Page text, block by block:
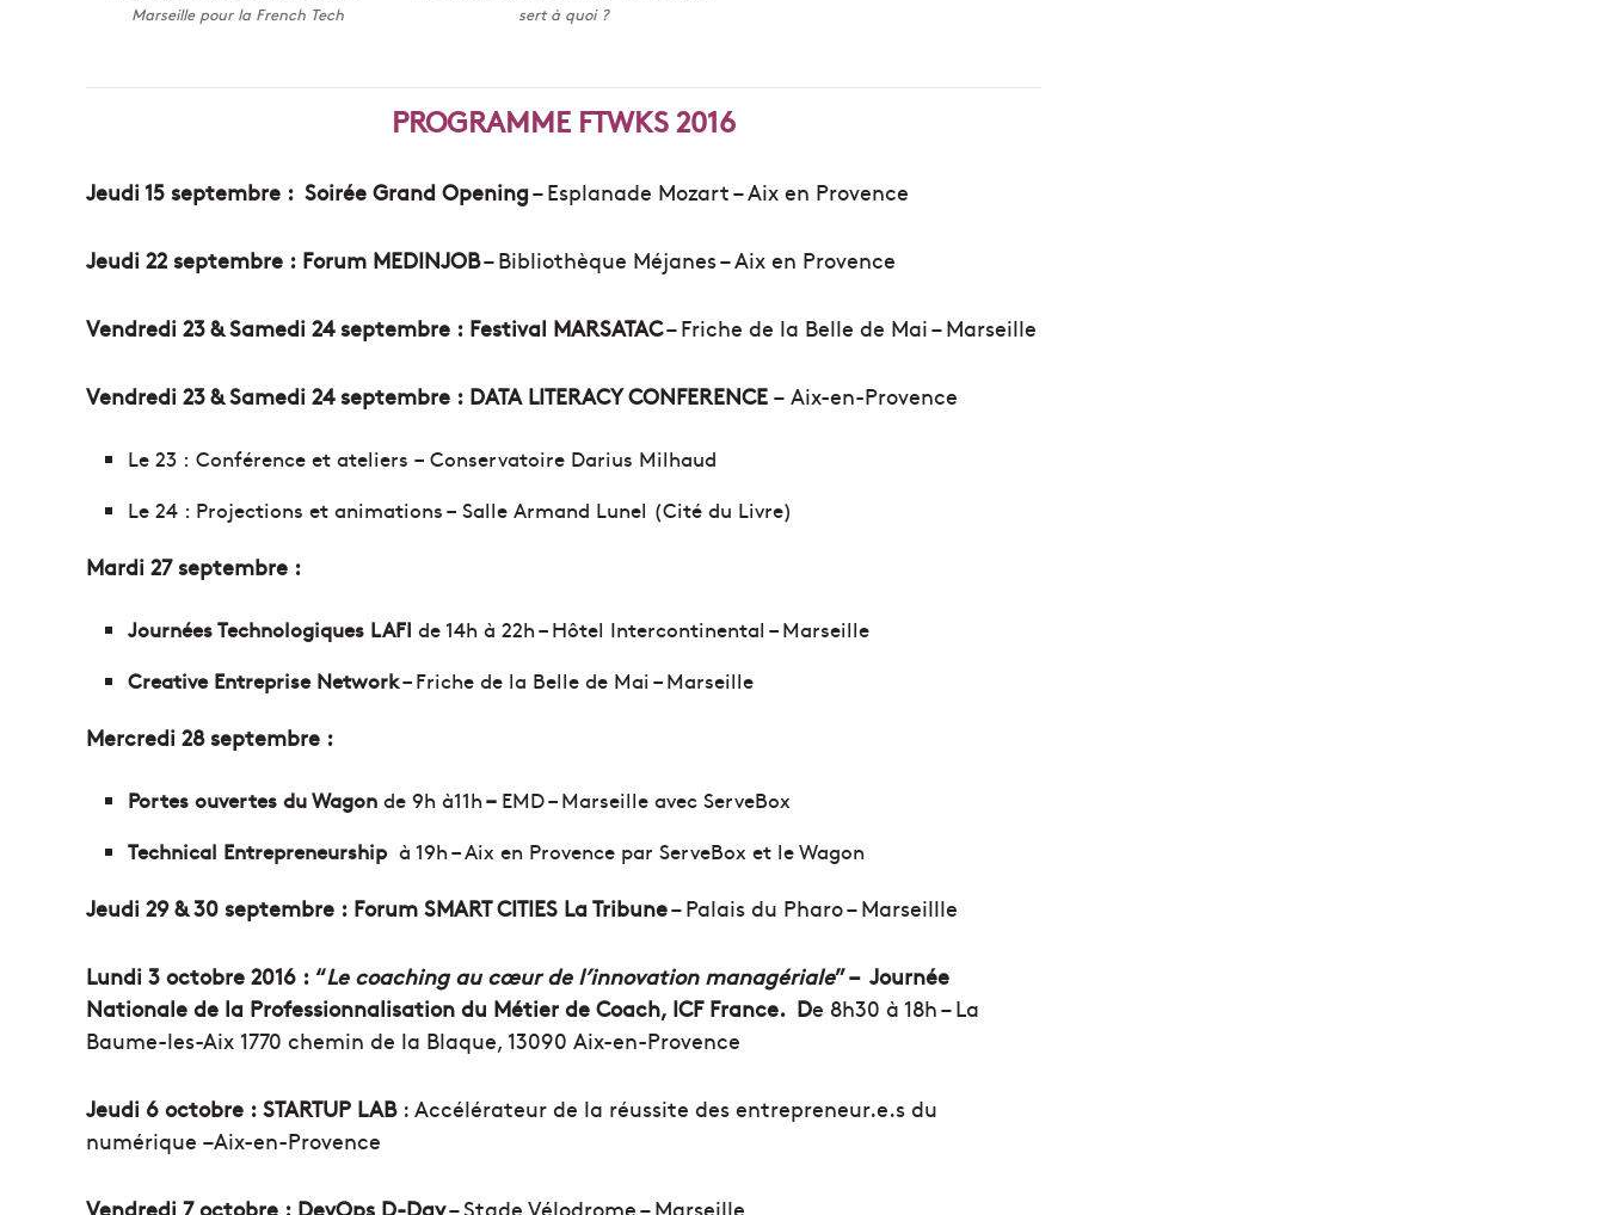
Marseille pour la French Tech
sert à quoi ?
PROGRAMME FTWKS 2016
Jeudi 15 septembre : Soirée Grand Opening– Esplanade Mozart – Aix en Provence
Jeudi 22 septembre : Forum MEDINJOB– Bibliothèque Méjanes – Aix en Provence
Vendredi 23 & Samedi 24 septembre : Festival MARSATAC– Friche de la Belle de Mai – Marseille
Vendredi 23 & Samedi 24 septembre : DATA LITERACY CONFERENCE – Aix-en-Provence
Le 23 : Conférence et ateliers – Conservatoire Darius Milhaud
Le 24 : Projections et animations – Salle Armand Lunel (Cité du Livre)
Mardi 27 septembre :
Journées Technologiques LAFI de 14h à 22h – Hôtel Intercontinental – Marseille
Creative Entreprise Network– Friche de la Belle de Mai – Marseille
Mercredi 28 septembre :
Portes ouvertes du Wagon de 9h à11h–EMD – Marseille avec ServeBox
Technical Entrepreneurshipà 19h – Aix en Provence par ServeBox et le Wagon
Jeudi 29 & 30 septembre : Forum SMART CITIES La Tribune– Palais du Pharo – Marseillle
Lundi 3 octobre 2016 : “Le coaching au cœur de l’innovation managériale” – Journée
Nationale de la Professionnalisation du Métier de Coach, ICF France. De 8h30 à 18h – La
Baume-les-Aix 1770 chemin de la Blaque, 13090 Aix-en-Provence
Jeudi 6 octobre : STARTUP LAB: Accélérateur de la réussite des entrepreneur.e.s du
numérique –Aix-en-Provence
Vendredi 7octobre : DevOps D-Day– Stade Vélodrome – Marseille